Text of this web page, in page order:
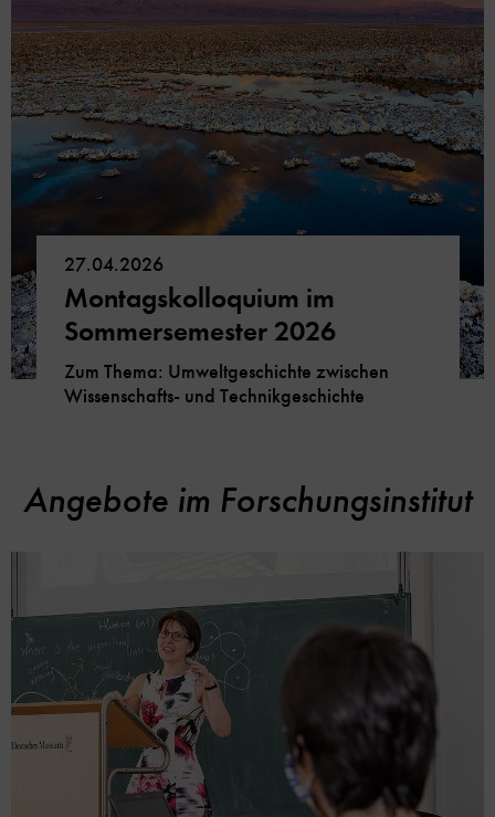
27.04.2026
Montagskolloquium im
Sommersemester 2026
Zum Thema: Umweltgeschichte zwischen
Wissenschafts- und Technikgeschichte
Angebote im Forschungsinstitut